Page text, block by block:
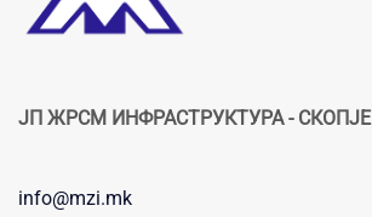
ЈП ЖРСМ ИНФРАСТРУКТУРА - СКОПЈЕ
info@mzi.mk